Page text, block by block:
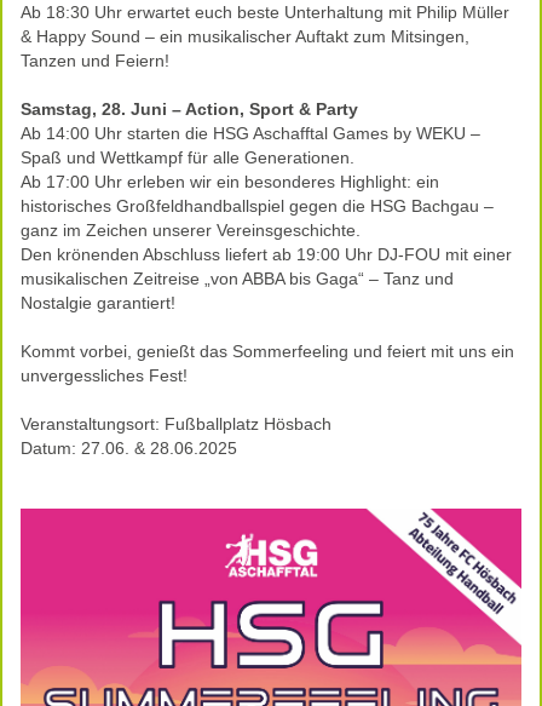
Ab 18:30 Uhr erwartet euch beste Unterhaltung mit Philip Müller
& Happy Sound – ein musikalischer Auftakt zum Mitsingen,
Tanzen und Feiern!
Samstag, 28. Juni – Action, Sport & Party
Ab 14:00 Uhr starten die HSG Aschafftal Games by WEKU –
Spaß und Wettkampf für alle Generationen.
Ab 17:00 Uhr erleben wir ein besonderes Highlight: ein
historisches Großfeldhandballspiel gegen die HSG Bachgau –
ganz im Zeichen unserer Vereinsgeschichte.
Den krönenden Abschluss liefert ab 19:00 Uhr DJ-FOU mit einer
musikalischen Zeitreise „von ABBA bis Gaga“ – Tanz und
Nostalgie garantiert!
Kommt vorbei, genießt das Sommerfeeling und feiert mit uns ein
unvergessliches Fest!
Veranstaltungsort: Fußballplatz Hösbach
Datum: 27.06. & 28.06.2025